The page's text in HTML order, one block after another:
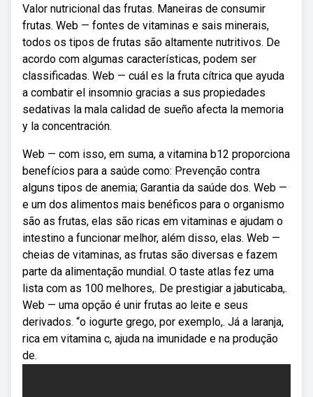
Valor nutricional das frutas. Maneiras de consumir
frutas. Web — fontes de vitaminas e sais minerais,
todos os tipos de frutas são altamente nutritivos. De
acordo com algumas características, podem ser
classificadas. Web — cuál es la fruta cítrica que ayuda
a combatir el insomnio gracias a sus propiedades
sedativas la mala calidad de sueño afecta la memoria
y la concentración.
Web — com isso, em suma, a vitamina b12 proporciona
benefícios para a saúde como: Prevenção contra
alguns tipos de anemia; Garantia da saúde dos. Web —
e um dos alimentos mais benéficos para o organismo
são as frutas, elas são ricas em vitaminas e ajudam o
intestino a funcionar melhor, além disso, elas. Web —
cheias de vitaminas, as frutas são diversas e fazem
parte da alimentação mundial. O taste atlas fez uma
lista com as 100 melhores,. De prestigiar a jabuticaba,.
Web — uma opção é unir frutas ao leite e seus
derivados. “o iogurte grego, por exemplo,. Já a laranja,
rica em vitamina c, ajuda na imunidade e na produção
de.